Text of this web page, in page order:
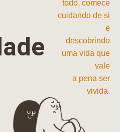
todo, comece
cuidando de si
e
descobrindo
uma vida que
vale
a pena ser
vivida.